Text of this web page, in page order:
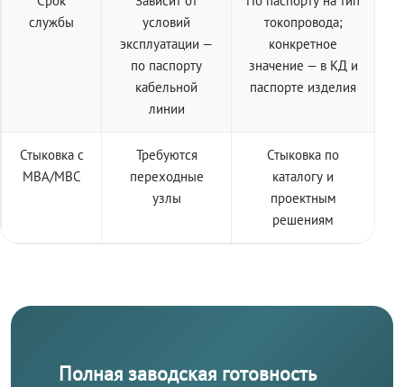
службы
условий
эксплуатации —
по паспорту
кабельной
линии
токопровода;
конкретное
значение — в КД и
паспорте изделия
Стыковка с
МВА/МВС
Требуются
переходные
узлы
Стыковка по
каталогу и
проектным
решениям
Полная заводская готовность